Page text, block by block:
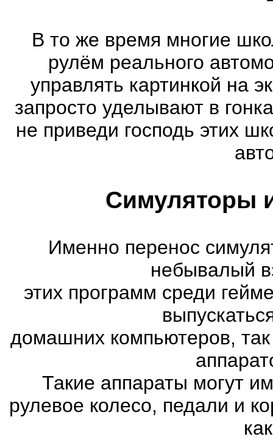
В то же время многие
рулём реального
управлять картинкой на
запросто уделывают в
не приведи господь этих
Симуляторы
Именно перенос
небывалый
этих программ среди
домашних компьютеров,
Такие аппараты могут
рулевое колесо, педали и